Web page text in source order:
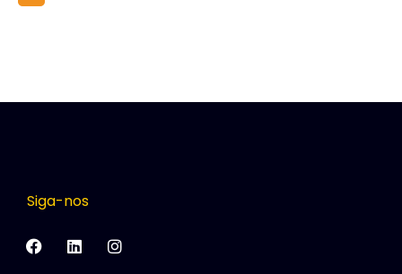
Siga-nos